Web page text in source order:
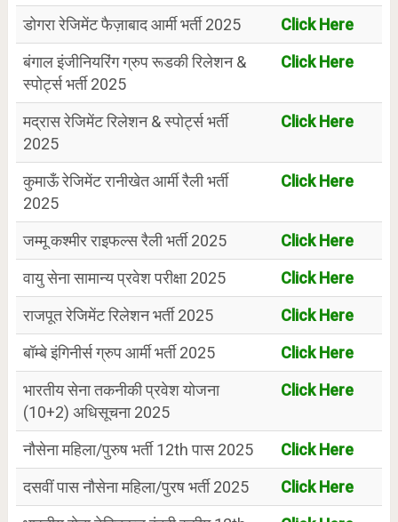
डोगरा रेजिमेंट फैज़ाबाद आर्मी भर्ती 2025
Click Here
बंगाल इंजीनियरिंग ग्रुप रूडकी रिलेशन &
स्पोर्ट्स भर्ती 2025
Click Here
मद्रास रेजिमेंट रिलेशन & स्पोर्ट्स भर्ती
2025
Click Here
कुमाऊँ रेजिमेंट रानीखेत आर्मी रैली भर्ती
2025
Click Here
जम्मू कश्मीर राइफल्स रैली भर्ती 2025
Click Here
वायु सेना सामान्य प्रवेश परीक्षा 2025
Click Here
राजपूत रेजिमेंट रिलेशन भर्ती 2025
Click Here
बॉम्बे इंगिनीर्स ग्रुप आर्मी भर्ती 2025
Click Here
भारतीय सेना तकनीकी प्रवेश योजना
(10+2) अधिसूचना 2025
Click Here
नौसेना महिला/पुरुष भर्ती 12th पास 2025
Click Here
दसवीं पास नौसेना महिला/पुरष भर्ती 2025
Click Here